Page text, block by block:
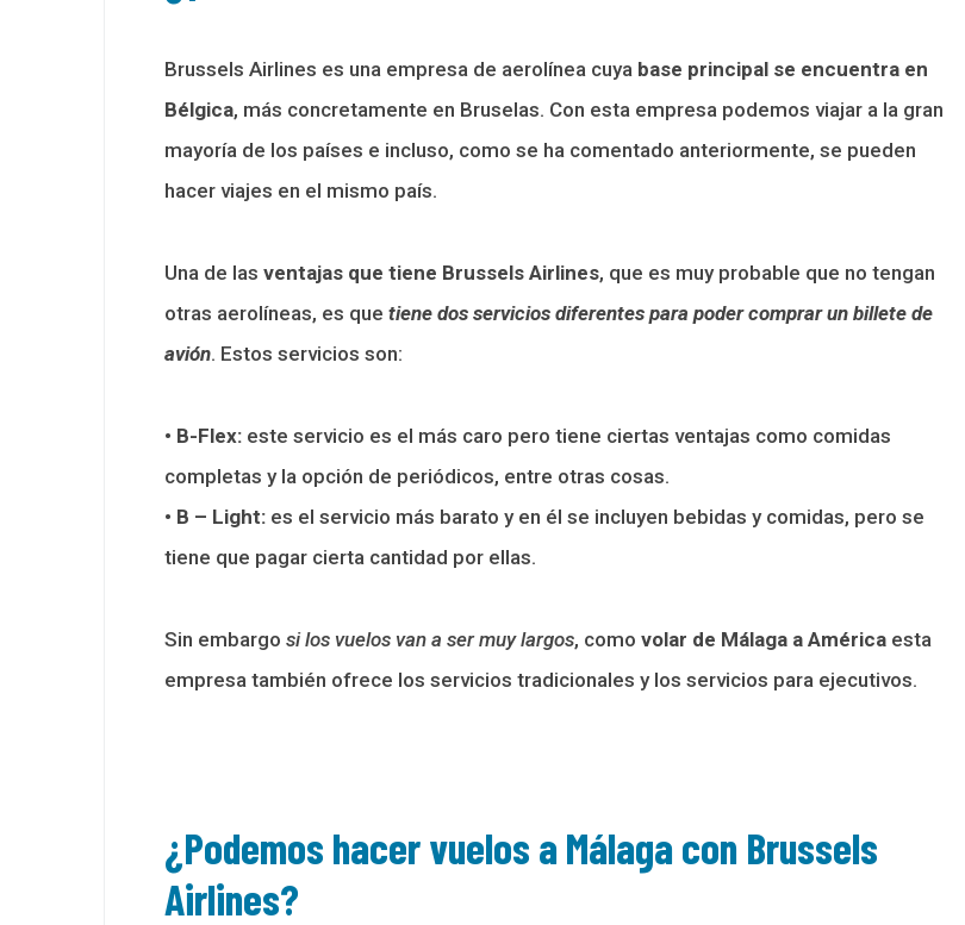
Brussels Airlines es una empresa de aerolínea cuya base principal se encuentra en
Bélgica, más concretamente en Bruselas. Con esta empresa podemos viajar a la gran
mayoría de los países e incluso, como se ha comentado anteriormente, se pueden
hacer viajes en el mismo país.
Una de las ventajas que tiene Brussels Airlines, que es muy probable que no tengan
otras aerolíneas, es que tiene dos servicios diferentes para poder comprar un billete de
avión. Estos servicios son:
• B-Flex: este servicio es el más caro pero tiene ciertas ventajas como comidas
completas y la opción de periódicos, entre otras cosas.
• B – Light: es el servicio más barato y en él se incluyen bebidas y comidas, pero se
tiene que pagar cierta cantidad por ellas.
Sin embargo si los vuelos van a ser muy largos, como volar de Málaga a América esta
empresa también ofrece los servicios tradicionales y los servicios para ejecutivos.
¿Podemos hacer vuelos a Málaga con Brussels
Airlines?